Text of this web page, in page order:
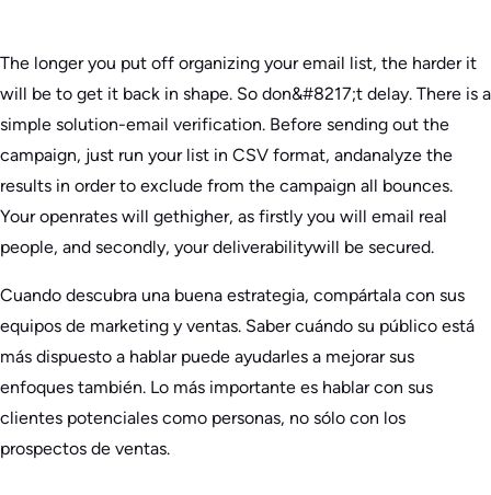
The longer you put off organizing your email list, the harder it
will be to get it back in shape. So don&#8217;t delay. There is a
simple solution-email verification. Before sending out the
campaign, just run your list in CSV format, andanalyze the
results in order to exclude from the campaign all bounces.
Your openrates will gethigher, as firstly you will email real
people, and secondly, your deliverabilitywill be secured.
Cuando descubra una buena estrategia, compártala con sus
equipos de marketing y ventas. Saber cuándo su público está
más dispuesto a hablar puede ayudarles a mejorar sus
enfoques también. Lo más importante es hablar con sus
clientes potenciales como personas, no sólo con los
prospectos de ventas.